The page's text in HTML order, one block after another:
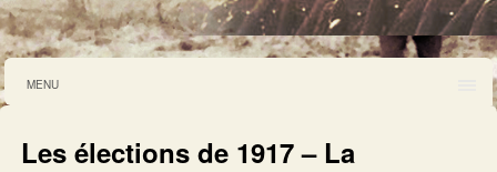
MENU
Les élections de 1917 – La